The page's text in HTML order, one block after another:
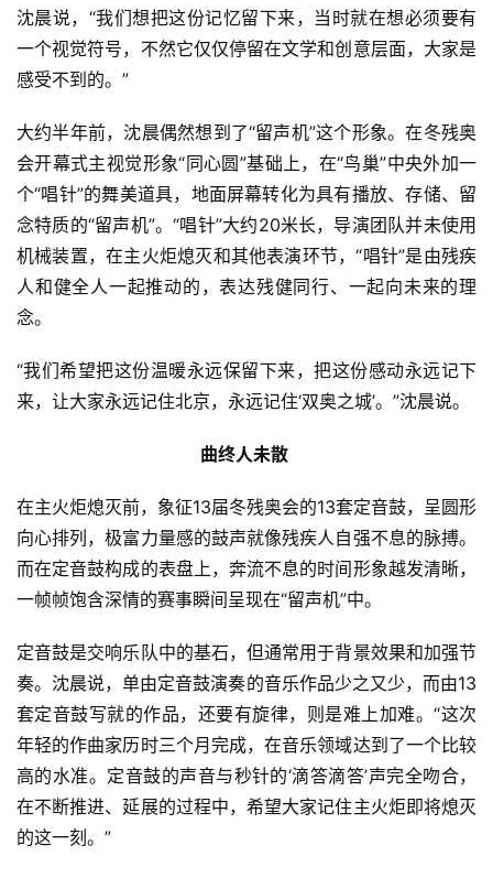
沈晨说，“我们想把这份记忆留下来，当时就在想必须要有
一个视觉符号，不然它仅仅停留在文学和创意层面，大家是
感受不到的。”
大约半年前，沈晨偶然想到了“留声机”这个形象。在冬残奥
会开幕式主视觉形象“同心圆”基础上，在“鸟巢”中央外加一
个“唱针”的舞美道具，地面屏幕转化为具有播放、存储、留
念特质的“留声机”。“唱针”大约20米长，导演团队并未使用
机械装置，在主火炬熄灭和其他表演环节，“唱针”是由残疾
人和健全人一起推动的，表达残健同行、一起向未来的理
念。
“我们希望把这份温暖永远保留下来，把这份感动永远记下
来，让大家永远记住北京，永远记住‘双奥之城’。”沈晨说。
曲终人未散
在主火炬熄灭前，象征13届冬残奥会的13套定音鼓，呈圆形
向心排列，极富力量感的鼓声就像残疾人自强不息的脉搏。
而在定音鼓构成的表盘上，奔流不息的时间形象越发清晰，
一帧帧饱含深情的赛事瞬间呈现在“留声机”中。
定音鼓是交响乐队中的基石，但通常用于背景效果和加强节
奏。沈晨说，单由定音鼓演奏的音乐作品少之又少，而由13
套定音鼓写就的作品，还要有旋律，则是难上加难。“这次
年轻的作曲家历时三个月完成，在音乐领域达到了一个比较
高的水准。定音鼓的声音与秒针的‘滴答滴答’声完全吻合，
在不断推进、延展的过程中，希望大家记住主火炬即将熄灭
的这一刻。”